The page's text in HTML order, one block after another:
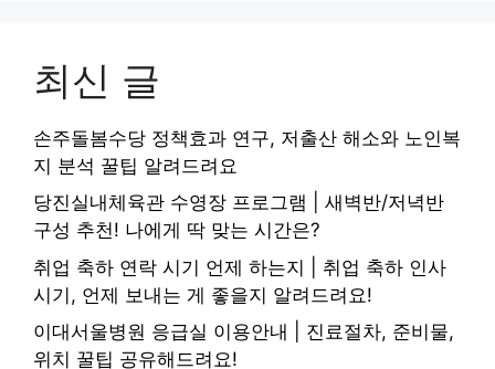
최신 글
손주돌봄수당 정책효과 연구, 저출산 해소와 노인복
지 분석 꿀팁 알려드려요
당진실내체육관 수영장 프로그램 | 새벽반/저녁반
구성 추천! 나에게 딱 맞는 시간은?
취업 축하 연락 시기 언제 하는지 | 취업 축하 인사
시기, 언제 보내는 게 좋을지 알려드려요!
이대서울병원 응급실 이용안내 | 진료절차, 준비물,
위치 꿀팁 공유해드려요!